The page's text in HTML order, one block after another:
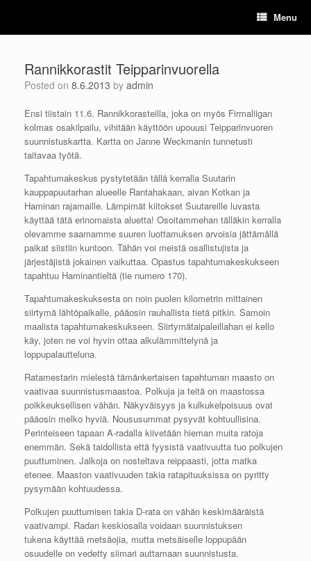
content
Menu
Rannikkorastit Teipparinvuorella
Posted on 8.6.2013 by admin
Ensi tiistain 11.6. Rannikkorasteilla, joka on myös Firmaliigan
kolmas osakilpailu, vihitään käyttöön upouusi Teipparinvuoren
suunnistuskartta. Kartta on Janne Weckmanin tunnetusti
taitavaa työtä.
Tapahtumakeskus pystytetään tällä kerralla Suutarin
kauppapuutarhan alueelle Rantahakaan, aivan Kotkan ja
Haminan rajamaille. Lämpimät kiitokset Suutareille luvasta
käyttää tätä erinomaista aluetta! Osoitammehan tälläkin kerralla
olevamme saamamme suuren luottamuksen arvoisia jättämällä
paikat siistiin kuntoon. Tähän voi meistä osallistujista ja
järjestäjistä jokainen vaikuttaa. Opastus tapahtumakeskukseen
tapahtuu Haminantieltä (tie numero 170).
Tapahtumakeskuksesta on noin puolen kilometrin mittainen
siirtymä lähtöpaikalle, pääosin rauhallista tietä pitkin. Samoin
maalista tapahtumakeskukseen. Siirtymätaipaleillahan ei kello
käy, joten ne voi hyvin ottaa alkulämmittelynä ja
loppupalautteluna.
Ratamestarin mielestä tämänkertaisen tapahtuman maasto on
vaativaa suunnistusmaastoa. Polkuja ja teitä on maastossa
poikkeuksellisen vähän. Näkyväisyys ja kulkukelpoisuus ovat
pääosin melko hyviä. Noususummat pysyvät kohtuullisina.
Perinteiseen tapaan A-radalla kiivetään hieman muita ratoja
enemmän. Sekä taidollista että fyysistä vaativuutta tuo polkujen
puuttuminen. Jalkoja on nosteltava reippaasti, jotta matka
etenee. Maaston vaativuuden takia ratapituuksissa on pyritty
pysymään kohtuudessa.
Polkujen puuttumisen takia D-rata on vähän keskimääräistä
vaativampi. Radan keskiosalla voidaan suunnistuksen
tukena käyttää metsäojia, mutta metsäiselle loppupään
osuudelle on vedetty siimari auttamaan suunnistusta.